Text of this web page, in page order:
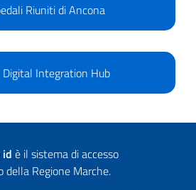
Riuniti di Ancona
Digital Integration Hub
id è il sistema di accesso
della Regione Marche.